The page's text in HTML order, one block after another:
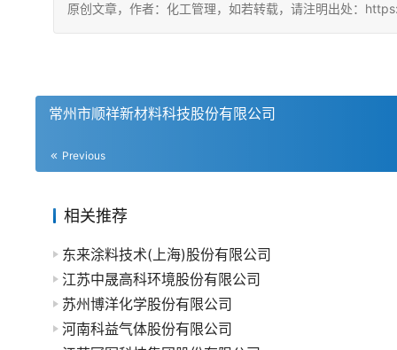
原创文章，作者：化工管理，如若转载，请注明出处：
常州市顺祥新材料科技股份有限公司
Previous
相关推荐
东来涂料技术(上海)股份有限公司
江苏中晟高科环境股份有限公司
苏州博洋化学股份有限公司
河南科益气体股份有限公司